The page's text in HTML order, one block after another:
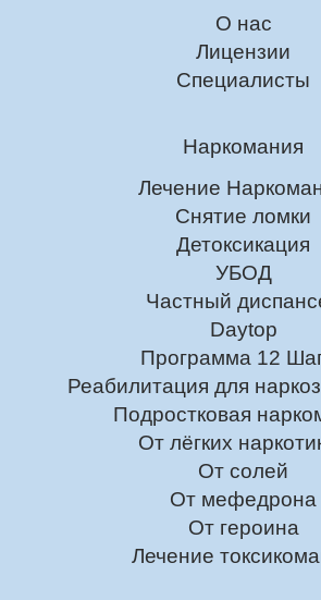
О нас
Лицензии
Специалисты
Наркомания
Лечение
Снятие ломки
Детоксикация
УБОД
Частный
Daytop
Программа 12
Реабилитация для
Подростковая
От лёгких
От солей
От мефедрона
От героина
Лечение